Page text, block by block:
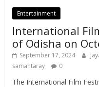
Entertainment
International
of Odisha on
September 17, 2024
samantaray
0
The International Film